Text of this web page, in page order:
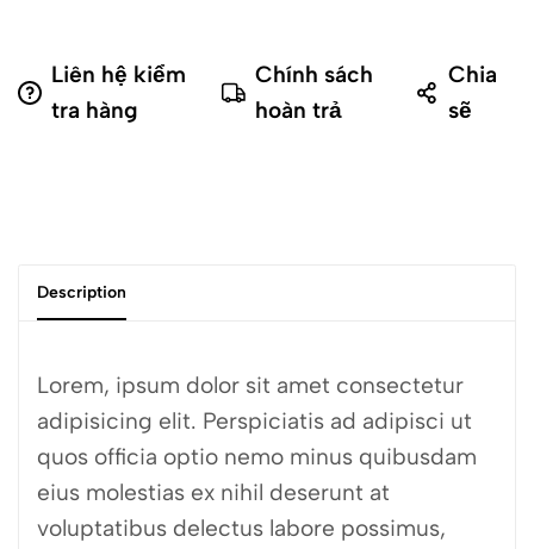
Liên hệ kiểm
tra hàng
Chính sách
hoàn trả
Chia
sẽ
Description
Lorem, ipsum dolor sit amet consectetur
adipisicing elit. Perspiciatis ad adipisci ut
quos officia optio nemo minus quibusdam
eius molestias ex nihil deserunt at
voluptatibus delectus labore possimus,